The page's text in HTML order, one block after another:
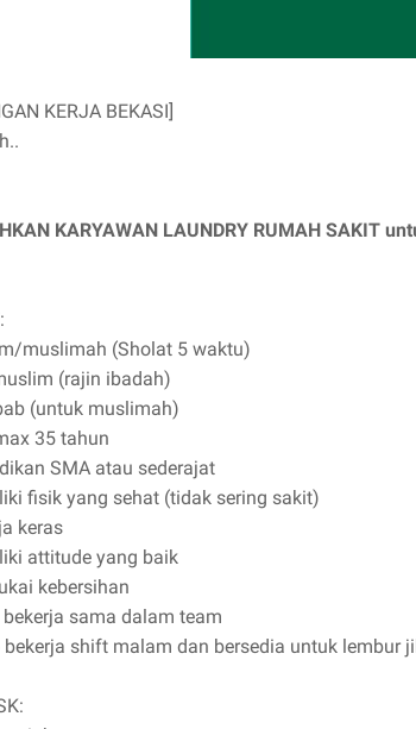
KERJA BEKASI]
KARYAWAN LAUNDRY RUMAH SAKIT
muslimah (Sholat 5 waktu)
(rajin ibadah)
(untuk muslimah)
35 tahun
SMA atau sederajat
fisik yang sehat (tidak sering sakit)
keras
attitude yang baik
kebersihan
bekerja sama dalam team
bekerja shift malam dan bersedia untuk lembur